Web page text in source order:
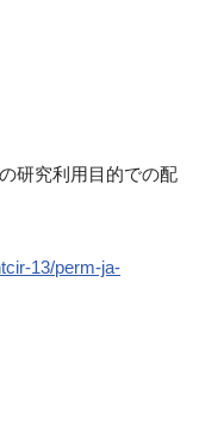
研究利用目的での配
13/perm-ja-